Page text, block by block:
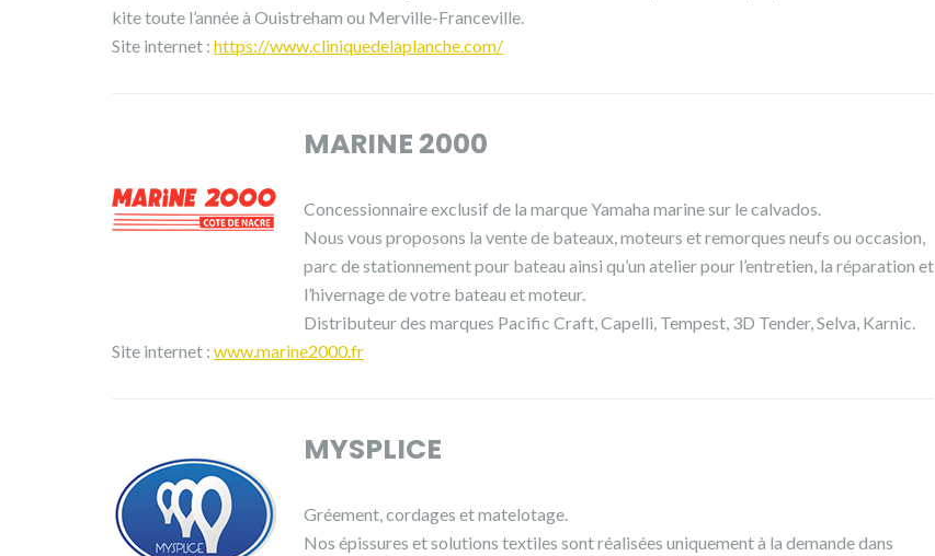
kite toute l’année à Ouistreham ou Merville-Franceville.
Site internet : https://www.cliniquedelaplanche.com/
MARINE 2000
Concessionnaire exclusif de la marque Yamaha marine sur le calvados.
Nous vous proposons la vente de bateaux, moteurs et remorques neufs ou occasion,
parc de stationnement pour bateau ainsi qu’un atelier pour l’entretien, la réparation et
l’hivernage de votre bateau et moteur.
Distributeur des marques Pacific Craft, Capelli, Tempest, 3D Tender, Selva, Karnic.
Site internet : www.marine2000.fr
MYSPLICE
Gréement, cordages et matelotage.
Nos épissures et solutions textiles sont réalisées uniquement à la demande dans